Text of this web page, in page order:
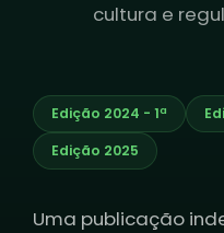
cultura e
Edição 2024 - 1ª
Edição 2025
Uma publicação